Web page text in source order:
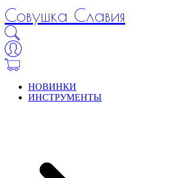
Совушка Славия
НОВИНКИ
ИНСТРУМЕНТЫ